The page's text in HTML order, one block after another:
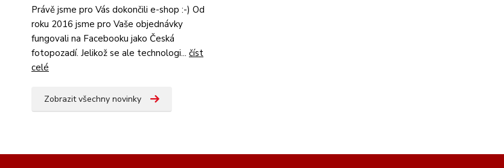
Právě jsme pro Vás dokončili e-shop :-) Od
roku 2016 jsme pro Vaše objednávky
fungovali na Facebooku jako Česká
fotopozadí. Jelikož se ale technologi... číst
celé
Zobrazit všechny novinky